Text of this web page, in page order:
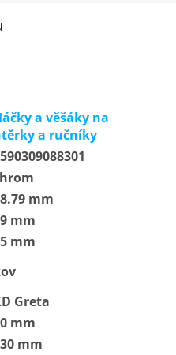
a věšáky na
a ručníky
mm
mm
mm
Greta
mm
mm